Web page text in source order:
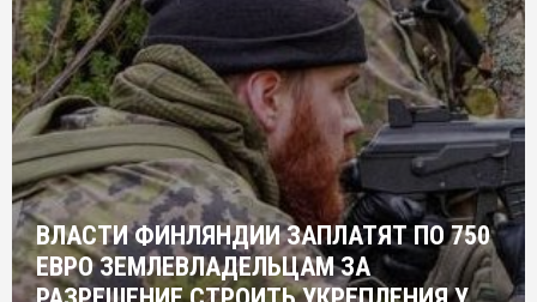
ВЛАСТИ ФИНЛЯНДИИ ЗАПЛАТЯТ ПО 750
ЕВРО ЗЕМЛЕВЛАДЕЛЬЦАМ ЗА